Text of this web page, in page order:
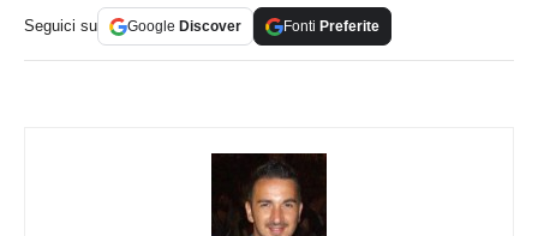
Seguici su Google Discover Fonti Preferite